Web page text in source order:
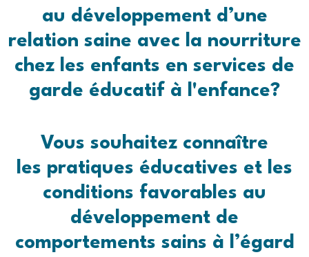
au développement d’une
relation saine avec la nourriture
chez les enfants en services de
garde éducatif à l'enfance?
Vous souhaitez connaître
les pratiques éducatives et les
conditions favorables au
développement de
comportements sains à l’égard